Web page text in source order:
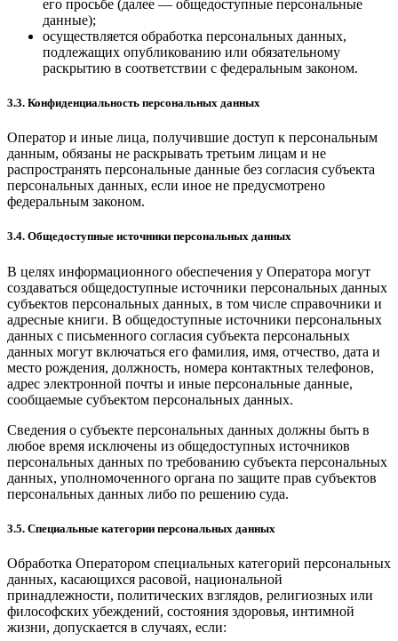
его просьбе (далее — общедоступные персональные
данные);
осуществляется обработка персональных данных,
подлежащих опубликованию или обязательному
раскрытию в соответствии с федеральным законом.
3.3. Конфиденциальность персональных данных
Оператор и иные лица, получившие доступ к персональным
данным, обязаны не раскрывать третьим лицам и не
распространять персональные данные без согласия субъекта
персональных данных, если иное не предусмотрено
федеральным законом.
3.4. Общедоступные источники персональных данных
В целях информационного обеспечения у Оператора могут
создаваться общедоступные источники персональных данных
субъектов персональных данных, в том числе справочники и
адресные книги. В общедоступные источники персональных
данных с письменного согласия субъекта персональных
данных могут включаться его фамилия, имя, отчество, дата и
место рождения, должность, номера контактных телефонов,
адрес электронной почты и иные персональные данные,
сообщаемые субъектом персональных данных.
Сведения о субъекте персональных данных должны быть в
любое время исключены из общедоступных источников
персональных данных по требованию субъекта персональных
данных, уполномоченного органа по защите прав субъектов
персональных данных либо по решению суда.
3.5. Специальные категории персональных данных
Обработка Оператором специальных категорий персональных
данных, касающихся расовой, национальной
принадлежности, политических взглядов, религиозных или
философских убеждений, состояния здоровья, интимной
жизни, допускается в случаях, если: